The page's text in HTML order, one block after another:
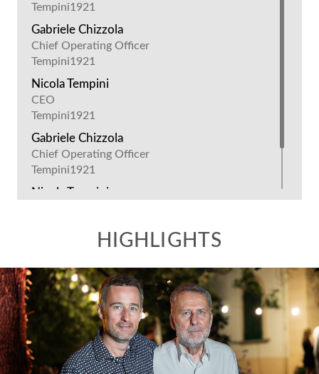
Tempini1921
Gabriele Chizzola
Chief Operating Officer
Tempini1921
Nicola Tempini
CEO
Tempini1921
Gabriele Chizzola
Chief Operating Officer
Tempini1921
Nicola Tempini